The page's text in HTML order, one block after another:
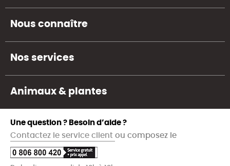
Nous connaître
Nos services
Animaux & plantes
Une question ? Besoin d’aide ?
Contactez le service client ou composez le